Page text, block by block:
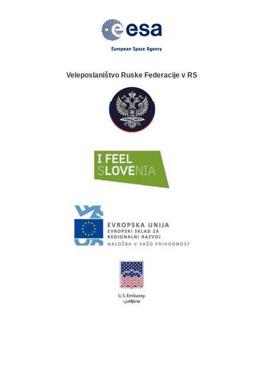
Veleposlaništvo Ruske Federacije v RS